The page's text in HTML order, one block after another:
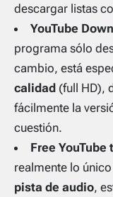
descargar listas
YouTube
programa sólo
cambio, está
calidad (full HD),
fácilmente la
cuestión.
Free
realmente lo
pista de audio,